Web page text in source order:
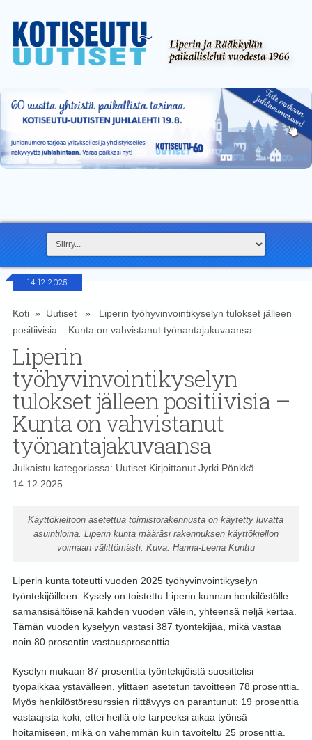
14.12.2025
Koti» Uutiset» Liperin työhyvinvointikyselyn tulokset jälleen
positiivisia – Kunta on vahvistanut työnantajakuvaansa
Liperin
työhyvinvointikyselyn
tulokset jälleen positiivisia –
Kunta on vahvistanut
työnantajakuvaansa
Julkaistu kategoriassa: UutisetKirjoittanut Jyrki Pönkkä
14.12.2025
Käyttökieltoon asetettua toimistorakennusta on käytetty luvatta
asuintiloina. Liperin kunta määräsi rakennuksen käyttökiellon
voimaan välittömästi. Kuva: Hanna-Leena Kunttu
Liperin kunta toteutti vuoden 2025 työhyvinvointikyselyn
työntekijöilleen. Kysely on toistettu Liperin kunnan henkilöstölle
samansisältöisenä kahden vuoden välein, yhteensä neljä kertaa.
Tämän vuoden kyselyyn vastasi 387 työntekijää, mikä vastaa
noin 80 prosentin vastausprosenttia.
Kyselyn mukaan 87 prosenttia työntekijöistä suosittelisi
työpaikkaa ystävälleen, ylittäen asetetun tavoitteen 78 prosenttia.
Myös henkilöstöresurssien riittävyys on parantunut: 19 prosenttia
vastaajista koki, ettei heillä ole tarpeeksi aikaa työnsä
hoitamiseen, mikä on vähemmän kuin tavoiteltu 25 prosenttia.